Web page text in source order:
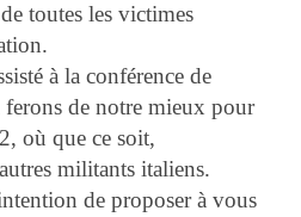
toutes les victimes
à la conférence de
de notre mieux pour
où que ce soit,
militants italiens.
de proposer à vous